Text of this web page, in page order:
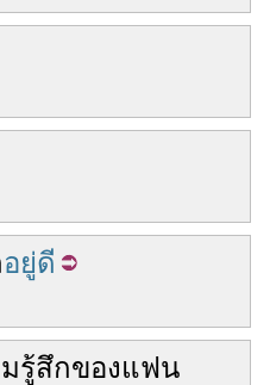
อยู่ดี
รู้สึกของแฟน